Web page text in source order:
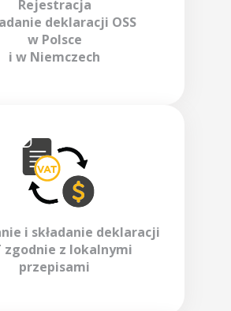
Rejestracja
deklaracji OSS
w Polsce
i w Niemczech
i składanie deklaracji
zgodnie z lokalnymi
przepisami